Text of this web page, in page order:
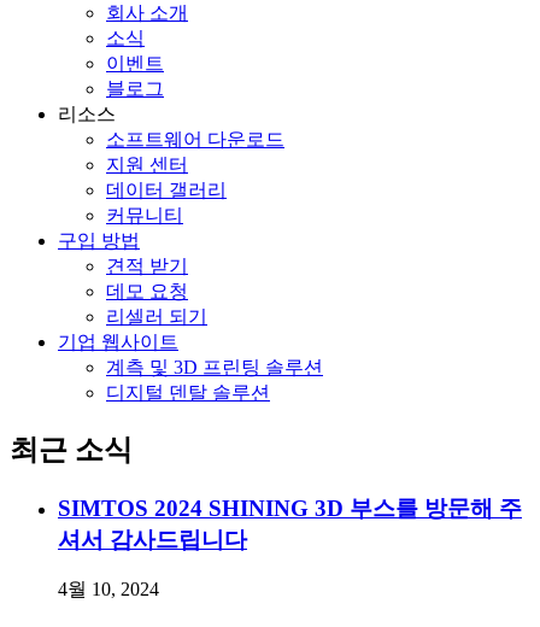
회사 소개
소식
이벤트
블로그
리소스
소프트웨어 다운로드
지원 센터
데이터 갤러리
커뮤니티
구입 방법
견적 받기
데모 요청
리셀러 되기
기업 웹사이트
계측 및 3D 프린팅 솔루션
디지털 덴탈 솔루션
최근 소식
SIMTOS 2024 SHINING 3D 부스를 방문해 주
셔서 감사드립니다
4월 10, 2024